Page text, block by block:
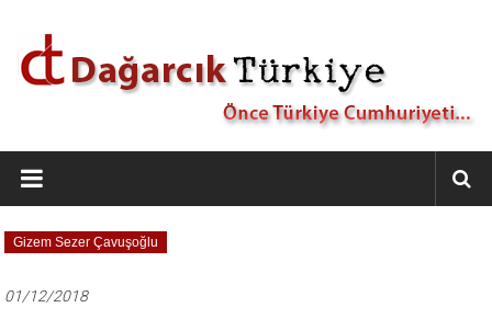
Dağarcık
Türkiye
Önce
Türkiye
Gizem Sezer Çavuşoğlu
01/12/2018